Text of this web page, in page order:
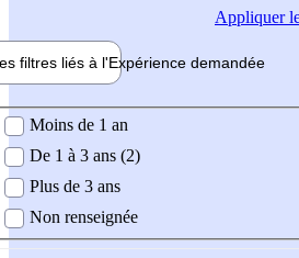
Appliquer
filtres liés à l'Expérience demandée
demandée
Moins de 1 an
De 1 à 3 ans (2)
Plus de 3 ans
Non renseignée